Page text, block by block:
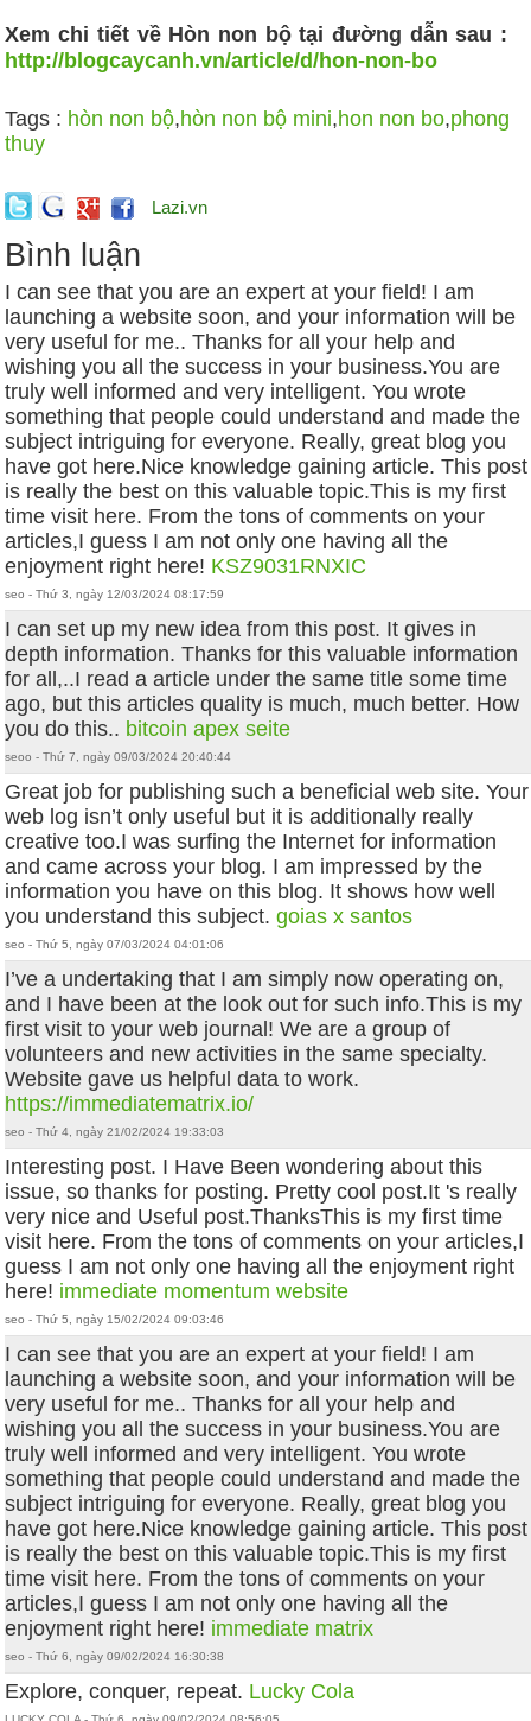
Xem chi tiết về Hòn non bộ tại đường dẫn sau :
http://blogcaycanh.vn/article/d/hon-non-bo
Tags : hòn non bộ,hòn non bộ mini,hon non bo,phong
thuy
Lazi.vn
Bình luận
I can see that you are an expert at your field! I am
launching a website soon, and your information will be
very useful for me.. Thanks for all your help and
wishing you all the success in your business.You are
truly well informed and very intelligent. You wrote
something that people could understand and made the
subject intriguing for everyone. Really, great blog you
have got here.Nice knowledge gaining article. This post
is really the best on this valuable topic.This is my first
time visit here. From the tons of comments on your
articles,I guess I am not only one having all the
enjoyment right here! KSZ9031RNXIC
seo - Thứ 3, ngày 12/03/2024 08:17:59
I can set up my new idea from this post. It gives in
depth information. Thanks for this valuable information
for all,..I read a article under the same title some time
ago, but this articles quality is much, much better. How
you do this.. bitcoin apex seite
seoo - Thứ 7, ngày 09/03/2024 20:40:44
Great job for publishing such a beneficial web site. Your
web log isn’t only useful but it is additionally really
creative too.I was surfing the Internet for information
and came across your blog. I am impressed by the
information you have on this blog. It shows how well
you understand this subject.goias x santos
seo - Thứ 5, ngày 07/03/2024 04:01:06
I’ve a undertaking that I am simply now operating on,
and I have been at the look out for such info.This is my
first visit to your web journal! We are a group of
volunteers and new activities in the same specialty.
Website gave us helpful data to work.
https://immediatematrix.io/
seo - Thứ 4, ngày 21/02/2024 19:33:03
Interesting post. I Have Been wondering about this
issue, so thanks for posting. Pretty cool post.It 's really
very nice and Useful post.ThanksThis is my first time
visit here. From the tons of comments on your articles,I
guess I am not only one having all the enjoyment right
here! immediate momentum website
seo - Thứ 5, ngày 15/02/2024 09:03:46
I can see that you are an expert at your field! I am
launching a website soon, and your information will be
very useful for me.. Thanks for all your help and
wishing you all the success in your business.You are
truly well informed and very intelligent. You wrote
something that people could understand and made the
subject intriguing for everyone. Really, great blog you
have got here.Nice knowledge gaining article. This post
is really the best on this valuable topic.This is my first
time visit here. From the tons of comments on your
articles,I guess I am not only one having all the
enjoyment right here! immediate matrix
seo - Thứ 6, ngày 09/02/2024 16:30:38
Explore, conquer, repeat. Lucky Cola